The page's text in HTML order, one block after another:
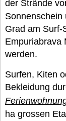
der Strände
Sonnenschein
Grad am Surf-
Empuriabrava
werden.
Surfen, Kiten
Bekleidung
ha grossen